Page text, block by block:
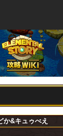
か&キュゥべえ